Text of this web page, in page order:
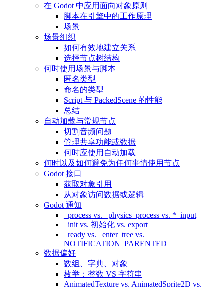
在 Godot 中应用面向对象原则
脚本在引擎中的工作原理
场景
场景组织
如何有效地建立关系
选择节点树结构
何时使用场景与脚本
匿名类型
命名的类型
Script 与 PackedScene 的性能
总结
自动加载与常规节点
切割音频问题
管理共享功能或数据
何时应使用自动加载
何时以及如何避免为任何事情使用节点
Godot 接口
获取对象引用
从对象访问数据或逻辑
Godot 通知
_process vs. _physics_process vs. *_input
_init vs. 初始化 vs. export
_ready vs. _enter_tree vs.
NOTIFICATION_PARENTED
数据偏好
数组、字典、对象
枚举：整数 VS 字符串
AnimatedTexture vs. AnimatedSprite2D vs.